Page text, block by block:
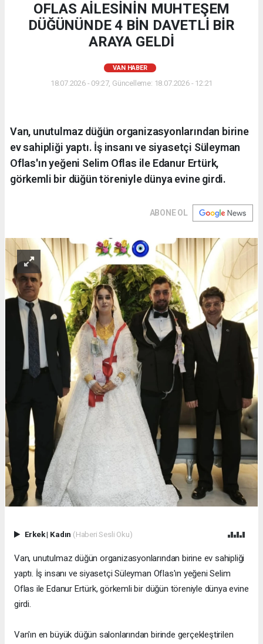
OFLAS AİLESİNİN MUHTEŞEM
DÜĞÜNÜNDE 4 BİN DAVETLİ BİR
ARAYA GELDİ
VAN HABER
18.07.2026 - 09:27, Güncelleme: 18.07.2026 - 12:21
Van, unutulmaz düğün organizasyonlarından birine
ev sahipliği yaptı. İş insanı ve siyasetçi Süleyman
Oflas'ın yeğeni Selim Oflas ile Edanur Ertürk,
görkemli bir düğün töreniyle dünya evine girdi.
ABONE OL
Erkek| Kadın (Haberi Sesli Oku)
Van, unutulmaz düğün organizasyonlarından birine ev sahipliği
yaptı. İş insanı ve siyasetçi Süleyman Oflas'ın yeğeni Selim
Oflas ile Edanur Ertürk, görkemli bir düğün töreniyle dünya evine
girdi.
Van'ın en büyük düğün salonlarından birinde gerçekleştirilen